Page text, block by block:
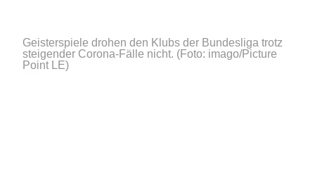
Geisterspiele drohen den Klubs der Bundesliga trotz
steigender Corona-Fälle nicht. (Foto: imago/Picture
Point LE)